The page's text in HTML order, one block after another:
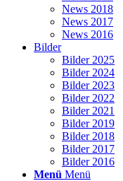
News 2018
News 2017
News 2016
Bilder
Bilder 2025
Bilder 2024
Bilder 2023
Bilder 2022
Bilder 2021
Bilder 2019
Bilder 2018
Bilder 2017
Bilder 2016
Menü Menü